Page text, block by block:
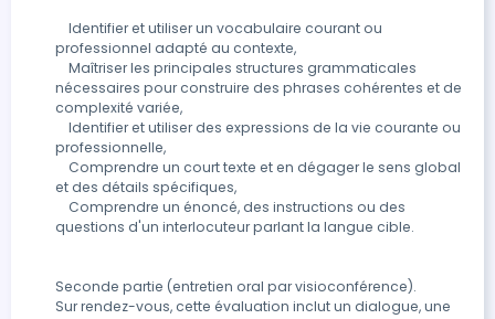
professionnel adapté au contexte,
nécessaires pour construire des phrases cohérentes et de
complexité variée,
professionnelle,
et des détails spécifiques,
questions d'un interlocuteur parlant la langue cible.
Seconde partie (entretien oral par visioconférence).
Sur rendez-vous, cette évaluation inclut un dialogue, une